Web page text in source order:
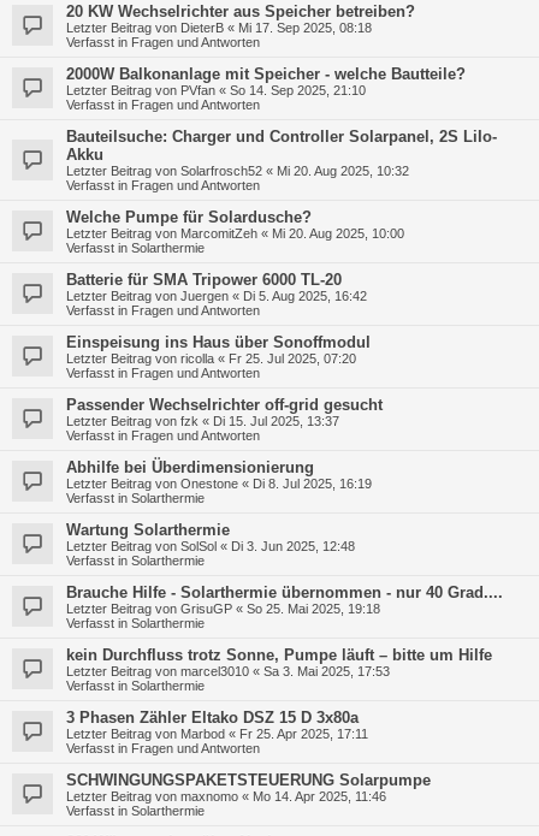
20 KW Wechselrichter aus Speicher betreiben?
Letzter Beitrag von DieterB « Mi 17. Sep 2025, 08:18
Verfasst in Fragen und Antworten
2000W Balkonanlage mit Speicher - welche Bautteile?
Letzter Beitrag von PVfan « So 14. Sep 2025, 21:10
Verfasst in Fragen und Antworten
Bauteilsuche: Charger und Controller Solarpanel, 2S LiIo-
Akku
Letzter Beitrag von Solarfrosch52 « Mi 20. Aug 2025, 10:32
Verfasst in Fragen und Antworten
Welche Pumpe für Solardusche?
Letzter Beitrag von MarcomitZeh « Mi 20. Aug 2025, 10:00
Verfasst in Solarthermie
Batterie für SMA Tripower 6000 TL-20
Letzter Beitrag von Juergen « Di 5. Aug 2025, 16:42
Verfasst in Fragen und Antworten
Einspeisung ins Haus über Sonoffmodul
Letzter Beitrag von ricolla « Fr 25. Jul 2025, 07:20
Verfasst in Fragen und Antworten
Passender Wechselrichter off-grid gesucht
Letzter Beitrag von fzk « Di 15. Jul 2025, 13:37
Verfasst in Fragen und Antworten
Abhilfe bei Überdimensionierung
Letzter Beitrag von Onestone « Di 8. Jul 2025, 16:19
Verfasst in Solarthermie
Wartung Solarthermie
Letzter Beitrag von SolSol « Di 3. Jun 2025, 12:48
Verfasst in Solarthermie
Brauche Hilfe - Solarthermie übernommen - nur 40 Grad....
Letzter Beitrag von GrisuGP « So 25. Mai 2025, 19:18
Verfasst in Solarthermie
kein Durchfluss trotz Sonne, Pumpe läuft – bitte um Hilfe
Letzter Beitrag von marcel3010 « Sa 3. Mai 2025, 17:53
Verfasst in Solarthermie
3 Phasen Zähler Eltako DSZ 15 D 3x80a
Letzter Beitrag von Marbod « Fr 25. Apr 2025, 17:11
Verfasst in Fragen und Antworten
SCHWINGUNGSPAKETSTEUERUNG Solarpumpe
Letzter Beitrag von maxnomo « Mo 14. Apr 2025, 11:46
Verfasst in Solarthermie